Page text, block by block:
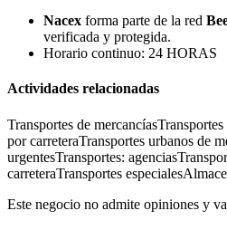
Nacex forma parte de la red
verificada y protegida.
Horario continuo: 24 HORAS
Actividades relacionadas
Transportes de mercancías
por carreteraTransportes urbanos de
urgentesTransportes: agencias
carreteraTransportes especiales
Este negocio no admite opiniones y